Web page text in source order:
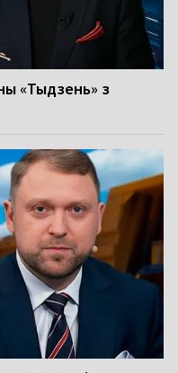
«Тыдзень» з